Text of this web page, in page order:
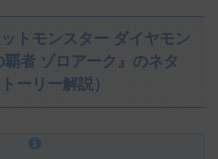
トモンスター ダイヤモン
覇者 ゾロアーク』のネタ
ーリー解説）